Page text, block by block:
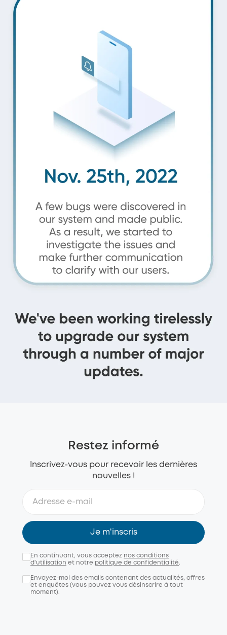
Restez informé
Inscrivez-vous pour recevoir les dernières
nouvelles !
Je m'inscris
En continuant, vous acceptez nos conditions
d'utilisation et notre politique de confidentialité.
Envoyez-moi des emails contenant des actualités, offres
et enquêtes (vous pouvez vous désinscrire à tout
moment).